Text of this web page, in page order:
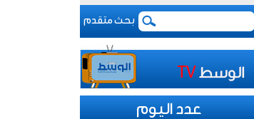
بحث متقدم
الحكومة السعودية أدوات أكثر مرونة
عدد اليوم